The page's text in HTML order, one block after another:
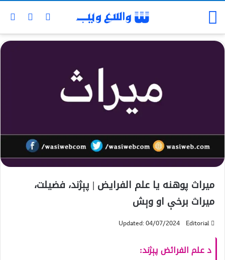
میراث پوهنه یا علم الفرایض | پېژند، فضیلت،
میراث برخې او وېش
Editorial
Updated: 04/07/2024
د علم الفرائض پېژند: